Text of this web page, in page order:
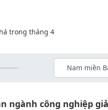
Nam miền
ngành công nghiệp